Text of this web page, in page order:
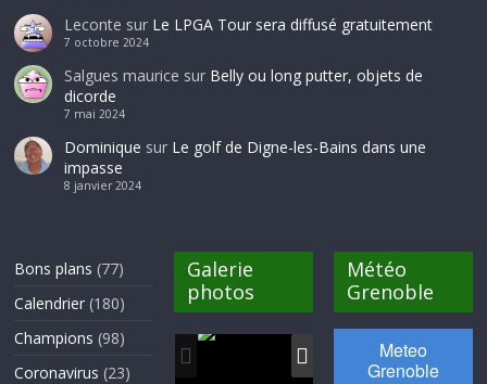
Leconte sur Le LPGA Tour sera diffusé gratuitement
7 octobre 2024
Salgues maurice sur Belly ou long putter, objets de
dicorde
7 mai 2024
Dominique sur Le golf de Digne-les-Bains dans une
impasse
8 janvier 2024
Bons plans (77)
Calendrier (180)
Champions (98)
Coronavirus (23)
Galerie
photos
Météo
Grenoble